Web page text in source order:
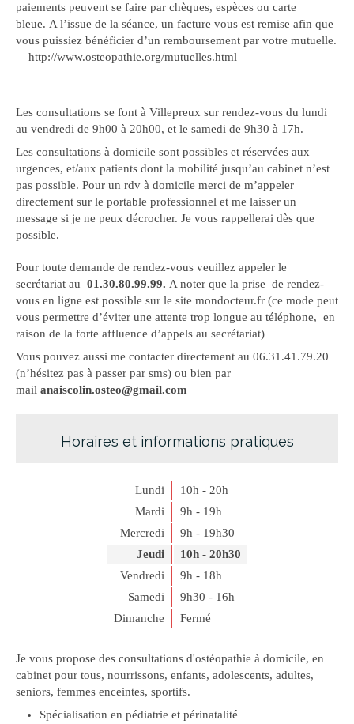
paiements peuvent se faire par chèques, espèces ou carte
bleue. A l’issue de la séance, un facture vous est remise afin que
vous puissiez bénéficier d’un remboursement par votre mutuelle.
http://www.osteopathie.org/mutuelles.html
Les consultations se font à Villepreux sur rendez-vous du lundi
au vendredi de 9h00 à 20h00, et le samedi de 9h30 à 17h.
Les consultations à domicile sont possibles et réservées aux
urgences, et/aux patients dont la mobilité jusqu’au cabinet n’est
pas possible. Pour un rdv à domicile merci de m’appeler
directement sur le portable professionnel et me laisser un
message si je ne peux décrocher. Je vous rappellerai dès que
possible.
Pour toute demande de rendez-vous veuillez appeler le
secrétariat au 01.30.80.99.99. A noter que la prise de rendez-
vous en ligne est possible sur le site mondocteur.fr (ce mode peut
vous permettre d’éviter une attente trop longue au téléphone, en
raison de la forte affluence d’appels au secrétariat)
Vous pouvez aussi me contacter directement au 06.31.41.79.20
(n’hésitez pas à passer par sms) ou bien par
mail anaiscolin.osteo@gmail.com
Horaires et informations pratiques
Lundi
10h - 20h
Mardi
9h - 19h
Mercredi
9h - 19h30
Jeudi
10h - 20h30
Vendredi
9h - 18h
Samedi
9h30 - 16h
Dimanche
Fermé
Je vous propose des consultations d'ostéopathie à domicile, en
cabinet pour tous, nourrissons, enfants, adolescents, adultes,
seniors, femmes enceintes, sportifs.
Spécialisation en pédiatrie et périnatalité